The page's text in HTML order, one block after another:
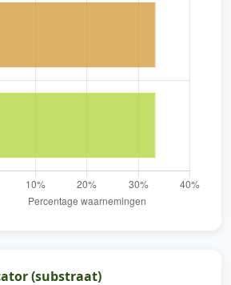
(substraat)